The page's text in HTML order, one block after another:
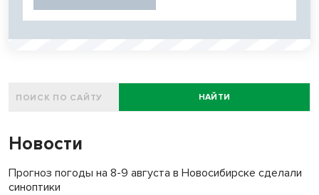
НАЙТИ
Новости
Прогноз погоды на 8-9 августа в Новосибирске сделали
синоптики